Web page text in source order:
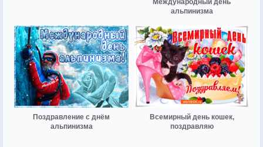
Международный день
альпинизма
Поздравление с днём
альпинизма
Всемирный день кошек,
поздравляю